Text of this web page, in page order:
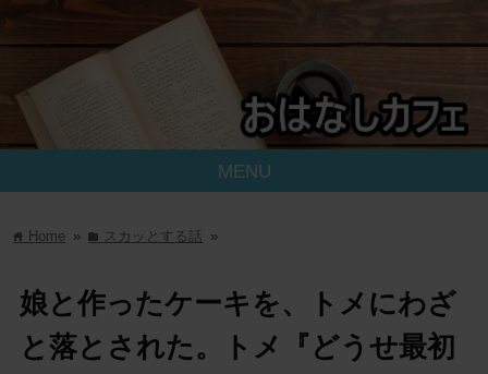
MENU
home Home » folder スカッとする話 »
娘と作ったケーキを、トメにわざ
と落とされた。トメ『どうせ最初